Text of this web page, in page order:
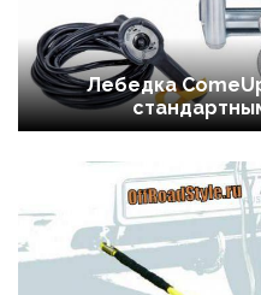
Лебедка